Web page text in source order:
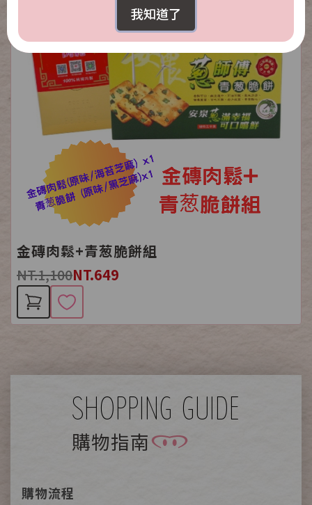
金磚肉鬆+青葱脆餅組
NT.1,100NT.649
SHOPPING GUIDE
購物指南
購物流程
我知道了